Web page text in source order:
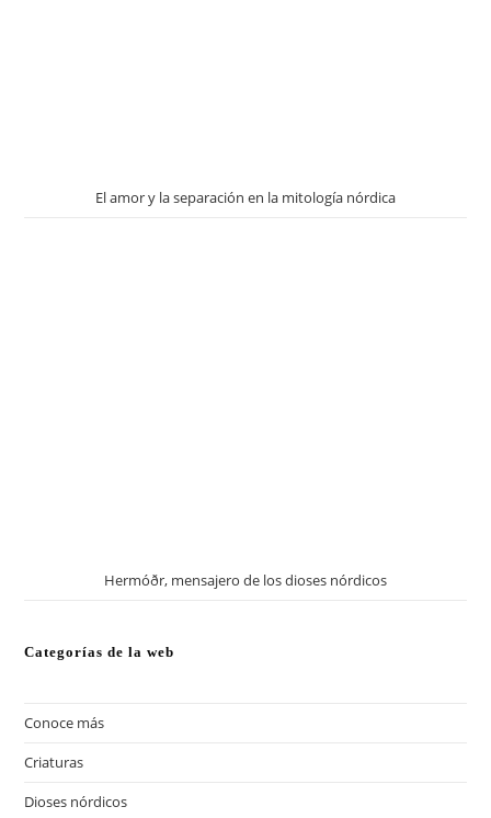
El amor y la separación en la mitología nórdica
Hermóðr, mensajero de los dioses nórdicos
Categorías de la web
Conoce más
Criaturas
Dioses nórdicos